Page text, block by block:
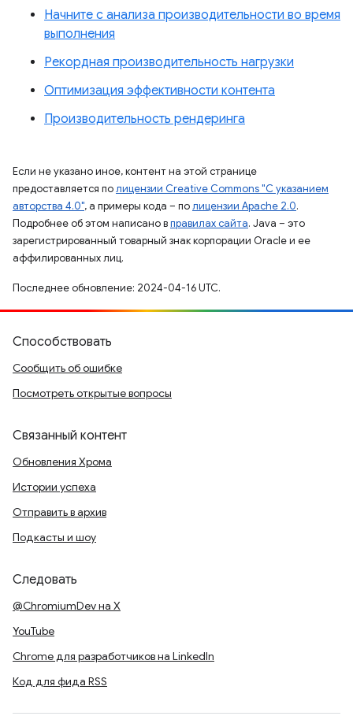
Начните с анализа производительности во время
выполнения
Рекордная производительность нагрузки
Оптимизация эффективности контента
Производительность рендеринга
Если не указано иное, контент на этой странице
предоставляется полицензии Creative Commons "С указанием
авторства 4.0", а примеры кода – полицензии Apache 2.0.
Подробнее об этом написано вправилах сайта. Java – это
зарегистрированный товарный знак корпорации Oracle и ее
аффилированных лиц.
Последнее обновление: 2024-04-16 UTC.
Способствовать
Сообщить об ошибке
Посмотреть открытые вопросы
Связанный контент
Обновления Хрома
Истории успеха
Отправить в архив
Подкасты и шоу
Следовать
@ChromiumDev на X
YouTube
Chrome для разработчиков на LinkedIn
Код для фида RSS